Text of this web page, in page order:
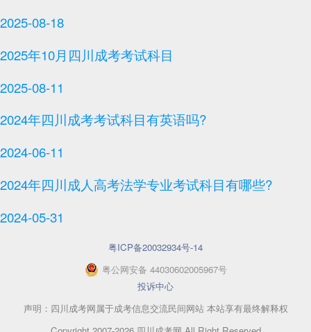
2025-08-18
2025年10月四川成考考试科目
2025-08-11
2024年四川成考考试科目有英语吗?
2024-06-11
2024年四川成人高考法学专业考试科目有哪些?
2024-05-31
粤ICP备20032934号-14
粤公网安备 44030602005967号
投诉中心
声明：四川成考网属于成考信息交流民间网站 本站享有最终解释权